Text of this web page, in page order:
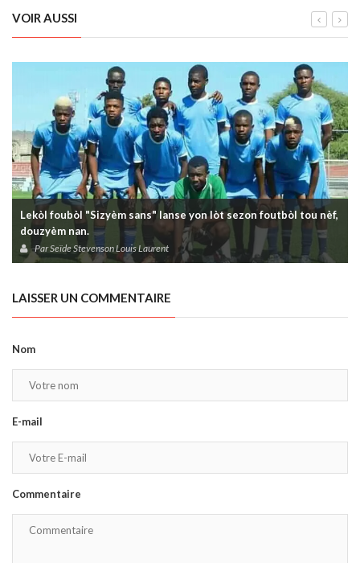
VOIR AUSSI
Lekòl foubòl "Sizyèm sans" lanse yon lòt sezon foutbòl tou nèf,
douzyèm nan.
Par Seïde Stevenson Louis Laurent
LAISSER UN COMMENTAIRE
Nom
E-mail
Commentaire